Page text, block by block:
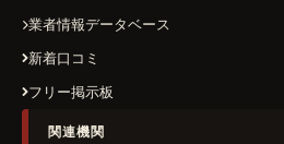
業者情報データベース
新着口コミ
フリー掲示板
関連機関